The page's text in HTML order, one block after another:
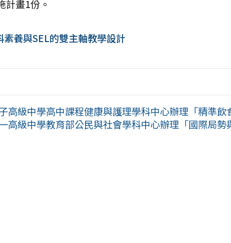
計畫1份。
養與SEL的雙主軸教學設計
高級中學高中課程健康與護理學科中心辦理「精準飲
高級中學教育部公民與社會學科中心辦理「國際局勢